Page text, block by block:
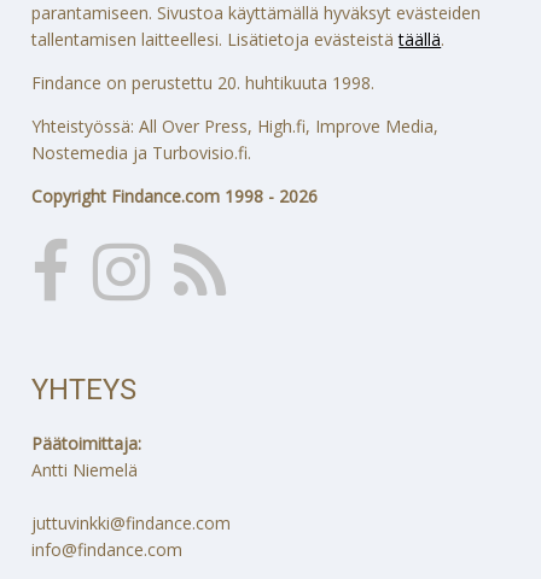
parantamiseen. Sivustoa käyttämällä hyväksyt evästeiden
tallentamisen laitteellesi. Lisätietoja evästeistätäällä.
Findance on perustettu 20. huhtikuuta 1998.
Yhteistyössä: All Over Press, High.fi, Improve Media,
Nostemedia ja Turbovisio.fi.
Copyright Findance.com 1998 - 2026
YHTEYS
Päätoimittaja:
Antti Niemelä
juttuvinkki@findance.com
info@findance.com